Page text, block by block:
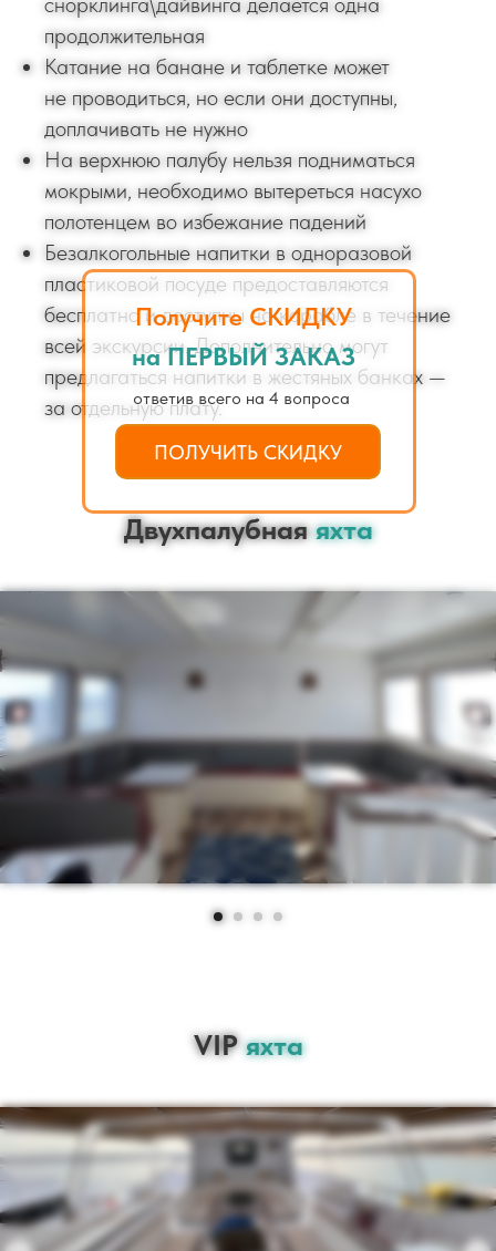
продолжительная
Катание на банане и таблетке может
не проводиться, но если они доступны,
доплачивать не нужно
На верхнюю палубу нельзя подниматься
мокрыми, необходимо вытереться насухо
полотенцем во избежание падений
Безалкогольные напитки в одноразовой
пластиковой посуде предоставляются
бесплатно и доступны на корабле в течение
всей экскурсии. Дополнительно могут
предлагаться напитки в жестяных банках —
за отдельную плату.
Двухпалубнаяяхта
VIPяхта
ПОЛУЧИТЬ СКИДКУ
Получите СКИДКУ
на ПЕРВЫЙ ЗАКАЗ
ответив всего на 4 вопроса